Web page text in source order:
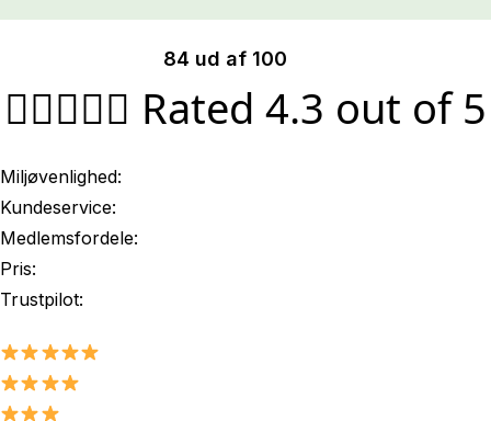
84 ud af 100
 Rated 4.3 out of 5
Miljøvenlighed:
Kundeservice:
Medlemsfordele:
Pris:
Trustpilot: